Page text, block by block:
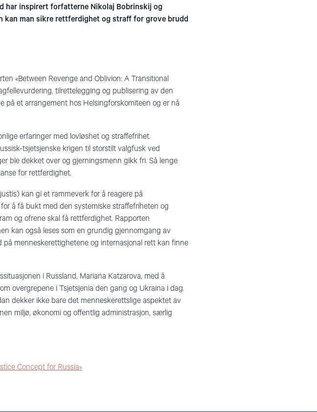
har inspirert forfatterne Nikolaj Bobrinskij og
man sikre rettferdighet og straff for grove brudd
«Between Revenge and Oblivion: A Transitional
tilrettelegging og publisering av den
på et arrangement hos Helsingforskomiteen og er nå
erfaringer med lovløshet og straffefrihet.
tsjetsjenske krigen til storstilt valgfusk ved
ble dekket over og gjerningsmenn gikk fri. Så lenge
for rettferdighet.
kan gi et rammeverk for å reagere på
å få bukt med den systemiske straffefriheten og
og ofrene skal få rettferdighet. Rapporten
kan også leses som en grundig gjennomgang av
menneskerettighetene og internasjonal rett kan finne
i Russland, Mariana Katzarova, med å
overgrepene i Tsjetsjenia den gang og Ukraina i dag.
dekker ikke bare det menneskerettslige aspektet av
miljø, økonomi og offentlig administrasjon, særlig
Concept for Russia»